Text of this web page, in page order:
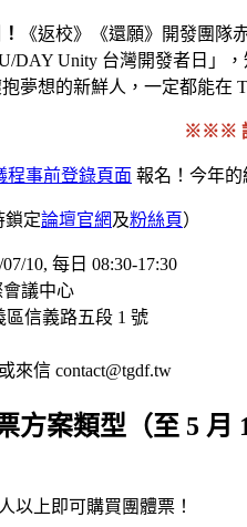
《返校》《還願》開發團
DAY Unity 台灣開發者日」
夢想的新鮮人，一定都能在
※※※ 請
程事前登錄頁面 報名！今年的
鎖定論壇官網及粉絲頁）
10, 每日 08:30-17:30
議中心
區信義路五段 1 號
或來信 contact@tgdf.tw
方案類型（至 5 月
以上即可購買團體票！